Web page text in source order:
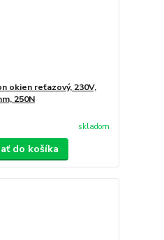
okien reťazový, 230V,
250N
skladom
do košíka